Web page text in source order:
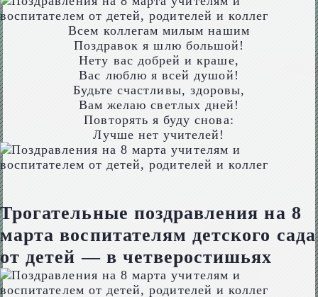
Всем коллегам милым нашим
Поздравок я шлю большой!
Нету вас добрей и краше,
Вас люблю я всей душой!
Будьте счастливы, здоровы,
Вам желаю светлых дней!
Повторять я буду снова:
Лучше нет учителей!
Трогательные поздравления на 8
марта воспитателям детского сада
от детей — в четверостишьях